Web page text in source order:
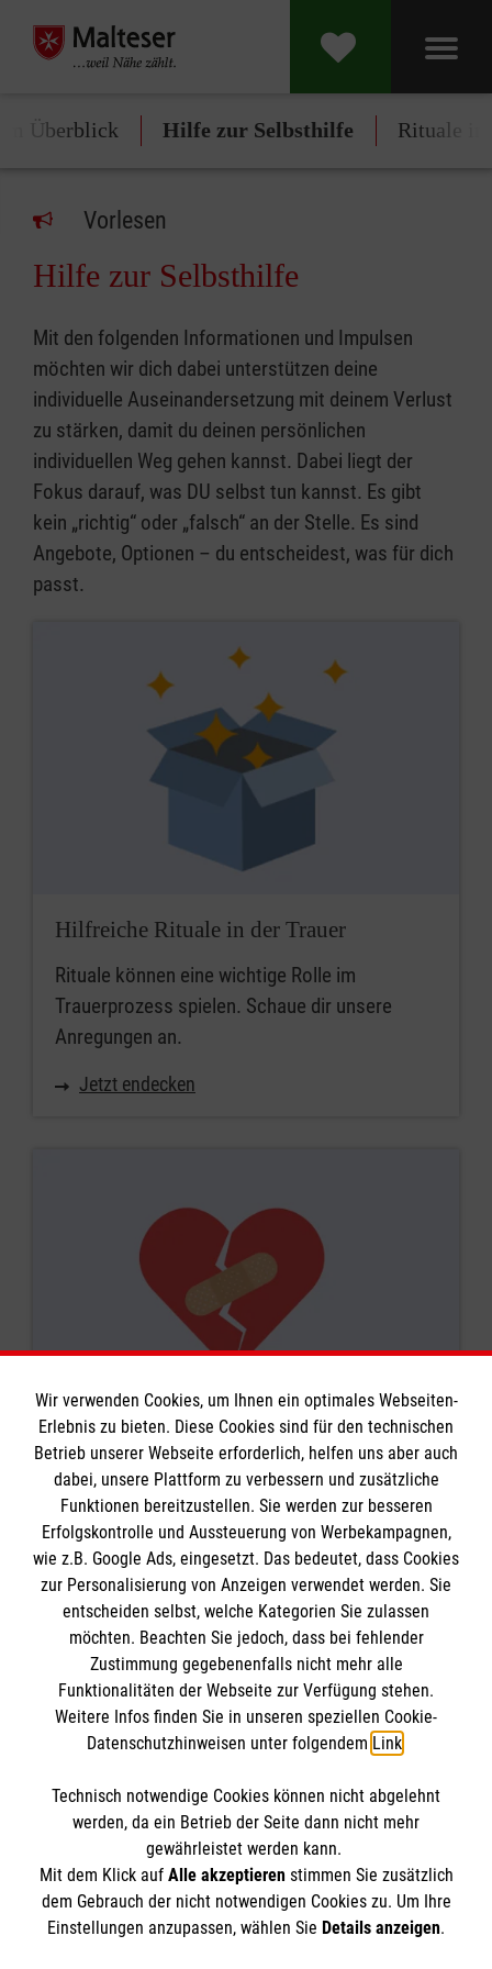
Überblick Hilfe zur Selbsthilfe Rituale in
Vorlesen
Hilfe zur Selbsthilfe
Mit den folgenden Informationen und Impulsen
möchten wir dich dabei unterstützen deine
individuelle Auseinandersetzung mit deinem Verlust
zu stärken, damit du deinen persönlichen
individuellen Weg gehen kannst. Dabei liegt der
Fokus darauf, was DU selbst tun kannst. Es gibt
kein „richtig“ oder „falsch“ an der Stelle. Es sind
Angebote, Optionen – du entscheidest, was für dich
passt.
Hilfreiche Rituale in der Trauer
Rituale können eine wichtige Rolle im
Trauerprozess spielen. Schaue dir unsere
Anregungen an.
Jetzt endecken
Mein persönlicher Notfallplan
Was tun, wenn du ein Tief hast. Erstelle dir
einen Notfallplan für besonders schwere Tage.
Jetzt entdecken
Cookies verwalten |Impressum|Datenschutz|
Kontakt
Wir verwenden Cookies, um Ihnen ein optimales Webseiten-
Erlebnis zu bieten. Diese Cookies sind für den technischen
Betrieb unserer Webseite erforderlich, helfen uns aber auch
dabei, unsere Plattform zu verbessern und zusätzliche
Funktionen bereitzustellen. Sie werden zur besseren
Erfolgskontrolle und Aussteuerung von Werbekampagnen,
wie z.B. Google Ads, eingesetzt. Das bedeutet, dass Cookies
zur Personalisierung von Anzeigen verwendet werden. Sie
entscheiden selbst, welche Kategorien Sie zulassen
möchten. Beachten Sie jedoch, dass bei fehlender
Zustimmung gegebenenfalls nicht mehr alle
Funktionalitäten der Webseite zur Verfügung stehen.
Weitere Infos finden Sie in unseren speziellen Cookie-
Datenschutzhinweisen unter folgendem Link.
Technisch notwendige Cookies können nicht abgelehnt
werden, da ein Betrieb der Seite dann nicht mehr
gewährleistet werden kann.
Mit dem Klick auf Alle akzeptierenstimmen Sie zusätzlich
dem Gebrauch der nicht notwendigen Cookies zu. Um Ihre
Einstellungen anzupassen, wählen Sie Details anzeigen.